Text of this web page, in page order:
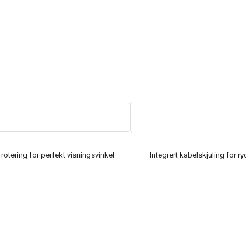
for perfekt visningsvinkel Integrert kabelskjuling for